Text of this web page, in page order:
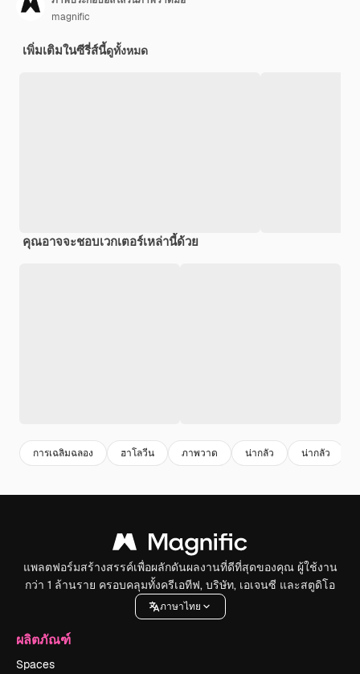
magnific
เพิ่มเติมในซีรี่ส์นี้ดูทั้งหมด
คุณอาจจะชอบเวกเตอร์เหล่านี้ด้วย
การเฉลิมฉลอง ฮาโลวีน ภาพวาด น่ากลัว น่ากลัว
แพลตฟอร์มสร้างสรรค์เพื่อผลักดันผลงานที่ดีที่สุดของคุณ ผู้ใช้งาน
กว่า 1 ล้านราย ครอบคลุมทั้งครีเอทีฟ, บริษัท, เอเจนซี และสตูดิโอ
ภาษาไทย
ผลิตภัณฑ์
Spaces